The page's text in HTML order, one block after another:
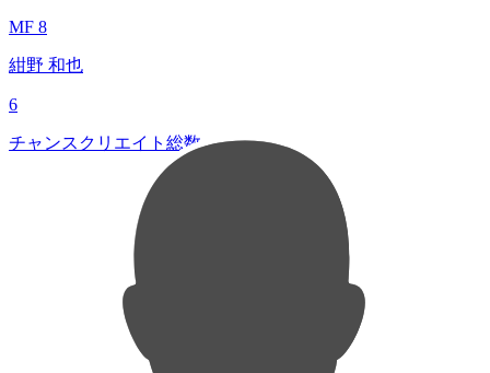
MF 8
紺野 和也
6
チャンスクリエイト総数